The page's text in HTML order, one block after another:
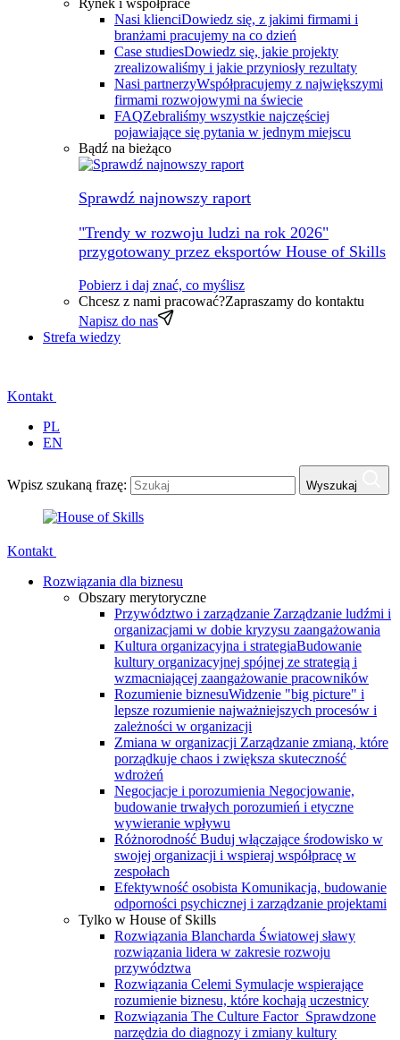
Rynek i współprace
Nasi klienciDowiedz się, z jakimi firmami i
branżami pracujemy na co dzień
Case studiesDowiedz się, jakie projekty
zrealizowaliśmy i jakie przyniosły rezultaty
Nasi partnerzyWspółpracujemy z największymi
firmami rozwojowymi na świecie
FAQZebraliśmy wszystkie najczęściej
pojawiające się pytania w jednym miejscu
Bądź na bieżąco
Sprawdź najnowszy raport
"Trendy w rozwoju ludzi na rok 2026"
przygotowany przez eksportów House of Skills
Pobierz i daj znać, co myślisz
Chcesz z nami pracować?Zapraszamy do kontaktu
Napisz do nas
Strefa wiedzy
Kontakt
PL
EN
Wpisz szukaną frazę: Wyszukaj
Kontakt
Rozwiązania dla biznesu
Obszary merytoryczne
Przywództwo i zarządzanie Zarządzanie ludźmi i
organizacjami w dobie kryzysu zaangażowania
Kultura organizacyjna i strategiaBudowanie
kultury organizacyjnej spójnej ze strategią i
wzmacniającej zaangażowanie pracowników
Rozumienie biznesuWidzenie "big picture" i
lepsze rozumienie najważniejszych procesów i
zależności w organizacji
Zmiana w organizacji Zarządzanie zmianą, które
porządkuje chaos i zwiększa skuteczność
wdrożeń
Negocjacje i porozumienia Negocjowanie,
budowanie trwałych porozumień i etyczne
wywieranie wpływu
Różnorodność Buduj włączające środowisko w
swojej organizacji i wspieraj współpracę w
zespołach
Efektywność osobista Komunikacja, budowanie
odporności psychicznej i zarządzanie projektami
Tylko w House of Skills
Rozwiązania Blancharda Światowej sławy
rozwiązania lidera w zakresie rozwoju
przywództwa
Rozwiązania Celemi Symulacje wspierające
rozumienie biznesu, które kochają uczestnicy
Rozwiązania The Culture Factor Sprawdzone
narzędzia do diagnozy i zmiany kultury